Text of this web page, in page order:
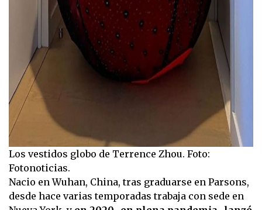
Los vestidos globo de Terrence Zhou. Foto:
Fotonoticias.
Nacio en Wuhan, China, tras graduarse en Parsons,
desde hace varias temporadas trabaja con sede en